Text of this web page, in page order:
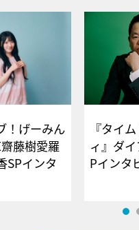
！げーみん
藤樹愛羅
SPインタ
『タイ
ィ』ダ
Pイ